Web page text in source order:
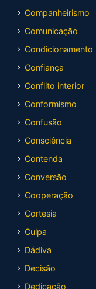
Companheirismo
Comunicação
Condicionamento
Confiança
Conflito interior
Conformismo
Confusão
Consciência
Contenda
Conversão
Cooperação
Cortesia
Culpa
Dádiva
Decisão
Dedicação